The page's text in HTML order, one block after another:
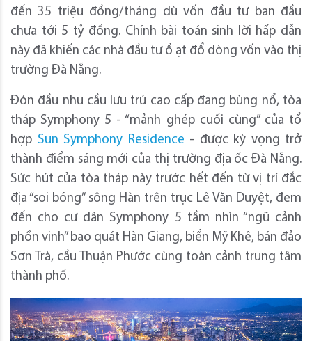
đến 35 triệu đồng/tháng dù vốn đầu tư ban đầu
chưa tới 5 tỷ đồng. Chính bài toán sinh lời hấp dẫn
này đã khiến các nhà đầu tư ồ ạt đổ dòng vốn vào thị
trường Đà Nẵng.
Đón đầu nhu cầu lưu trú cao cấp đang bùng nổ, tòa
tháp Symphony 5 - “mảnh ghép cuối cùng” của tổ
hợp Sun Symphony Residence - được kỳ vọng trở
thành điểm sáng mới của thị trường địa ốc Đà Nẵng.
Sức hút của tòa tháp này trước hết đến từ vị trí đắc
địa “soi bóng” sông Hàn trên trục Lê Văn Duyệt, đem
đến cho cư dân Symphony 5 tầm nhìn “ngũ cảnh
phồn vinh” bao quát Hàn Giang, biển Mỹ Khê, bán đảo
Sơn Trà, cầu Thuận Phước cùng toàn cảnh trung tâm
thành phố.